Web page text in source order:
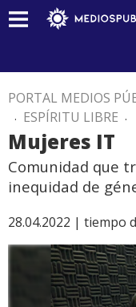
PORTAL MEDIOS
. ESPÍRITU LIBRE .
Mujeres IT
Comunidad que
inequidad de
28.04.2022 | tiempo